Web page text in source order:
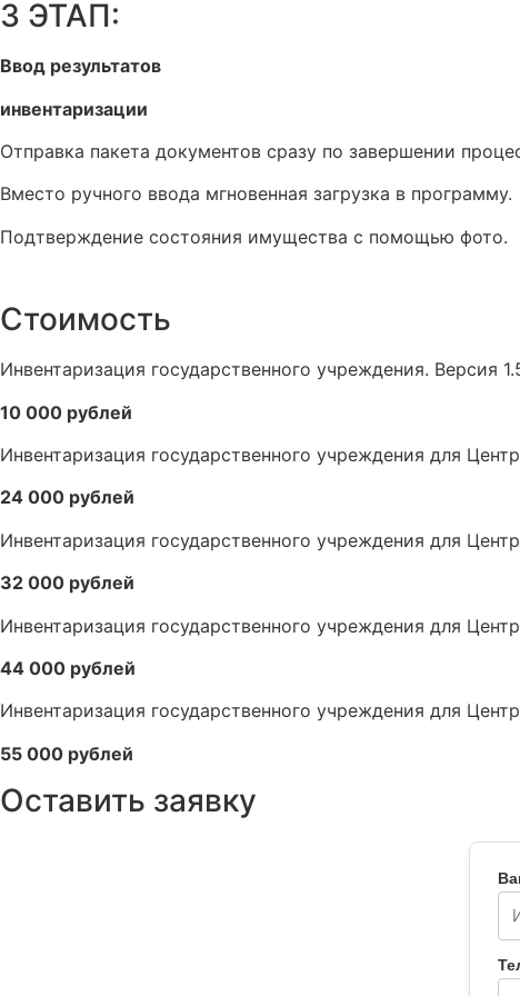
3 ЭТАП:
Ввод результатов
инвентаризации
Отправка пакета документов сразу по завершении
Вместо ручного ввода мгновенная загрузка в программу.
Подтверждение состояния имущества с помощью фото.
Стоимость
Инвентаризация государственного учреждения. Версия
10 000 рублей
Инвентаризация государственного учреждения для
24 000 рублей
Инвентаризация государственного учреждения для
32 000 рублей
Инвентаризация государственного учреждения для
44 000 рублей
Инвентаризация государственного учреждения для
55 000 рублей
Оставить заявку